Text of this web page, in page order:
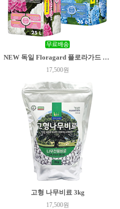
NEW 독일 Floragard 플로라가드 수국상토 25리터
17,500원
고형 나무비료 3kg
17,500원